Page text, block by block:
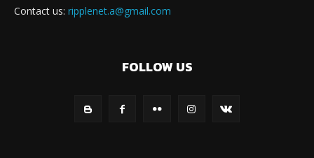
Contact us: ripplenet.a@gmail.com
FOLLOW US